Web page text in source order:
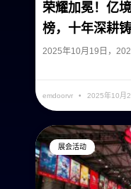
荣耀加冕！亿
榜，十年深耕
2025年10月19日，
emdoorvr 2025年10月
展会活动